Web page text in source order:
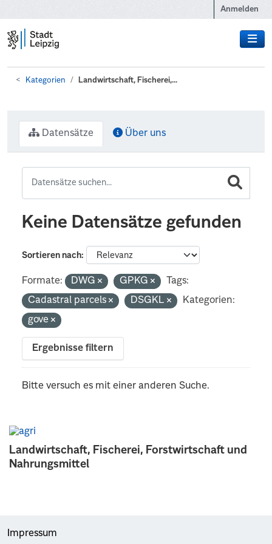
Anmelden
Kategorien Landwirtschaft, Fischerei,...
Landwirtschaft, Fischerei, Forstwirtschaft und
Nahrungsmittel
Datensätze Über uns
Keine Datensätze gefunden
Sortieren nach
Formate: DWG GPKG
Tags:
Cadastral parcels
DSGKL
Kategorien:
gove
Ergebnisse filtern
Bitte versuch es mit einer anderen Suche.
Impressum